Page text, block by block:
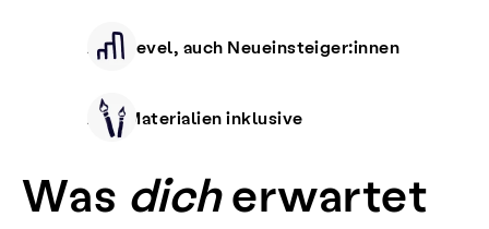
Alle Level, auch Neueinsteiger:innen
Alle Materialien inklusive
Was dicherwartet